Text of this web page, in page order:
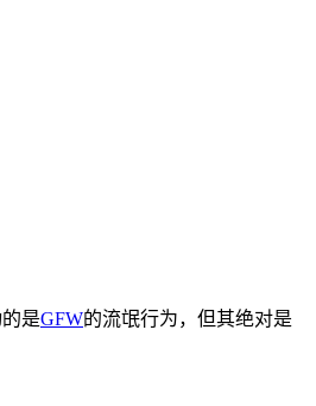
是GFW的流氓行为，但其绝对是